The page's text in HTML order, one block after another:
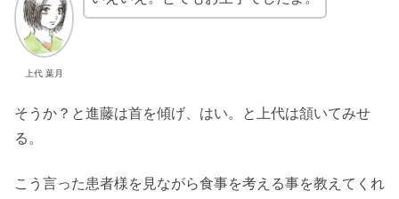
上代 葉月
そうか？と進藤は首を傾げ、はい。と上代は頷いてみせ
る。
こう言った患者様を見ながら食事を考える事を教えてくれ